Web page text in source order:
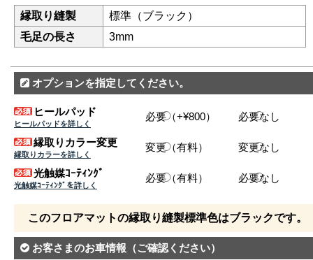
縁取り縫製
標準（ブラック）
毛足の長さ
3mm
オプションを指定してください。
ヒールパッド
ヒールパッドを詳しく
必要（+¥800） 必要なし
縁取りカラー変更
縁取りカラーを詳しく
変更（有料） 変更なし
光触媒ｺｰﾃｨﾝｸﾞ
光触媒ｺｰﾃｨﾝｸﾞを詳しく
必要（有料） 必要なし
このフロアマットの縁取り縫製標準色はブラックです。
お客さまのお車情報 （ご確認ください）